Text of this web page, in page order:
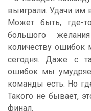
выиграли. Удачи им
Может быть, где-
большого
количеству ошибок
сегодня. Даже с
ошибок мы
команды есть. Но
Такого не бывает,
финал.